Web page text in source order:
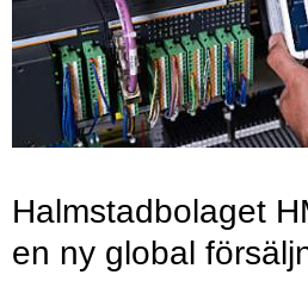
Halmstadbolaget
en ny global